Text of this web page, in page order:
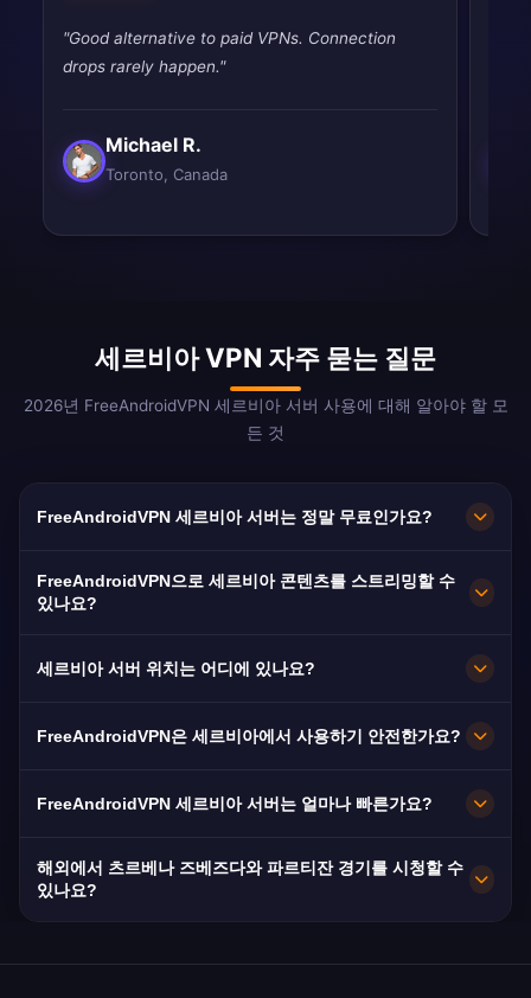
"Good alternative to paid VPNs. Connection
drops rarely happen."
Michael R.
Toronto, Canada
세르비아 VPN 자주 묻는 질문
2026년 FreeAndroidVPN 세르비아 서버 사용에 대해 알아야 할 모
든 것
FreeAndroidVPN 세르비아 서버는 정말 무료인가요?
입니다. 350만 명 이상의 세르비아 디아스포라에
FreeAndroidVPN으로 세르비아 콘텐츠를 스트리밍할 수
있나요?
활한 세르비아어 스트리밍을 제공합니다.
세르비아 서버 위치는 어디에 있나요?
노비사드, 니시에 여러 고속 서버를 유지합니다. 모
합니다. 앱에서 선호하는 세르비아 도시를 선택하
요.
FreeAndroidVPN은 세르비아에서 사용하기 안전한가요?
용합니다. VPN은 발칸 반도에서 프라이버시를 강
FreeAndroidVPN 세르비아 서버는 얼마나 빠른가요?
MTS 광섬유를 통한 평균 50Mbps 속도는 꾸준히
해외에서 츠르베나 즈베즈다와 파르티잔 경기를 시청할 수
있나요?
나 즈베즈다 vs 파르티잔)는 RTS와 Arena Sport